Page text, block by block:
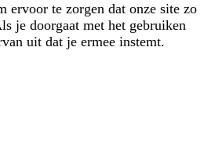
ervoor te zorgen dat onze site zo
je doorgaat met het gebruiken
uit dat je ermee instemt.